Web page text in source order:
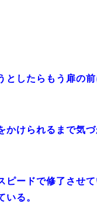
としたらもう扉の
かけられるまで気
ピードで修了させ
いる。